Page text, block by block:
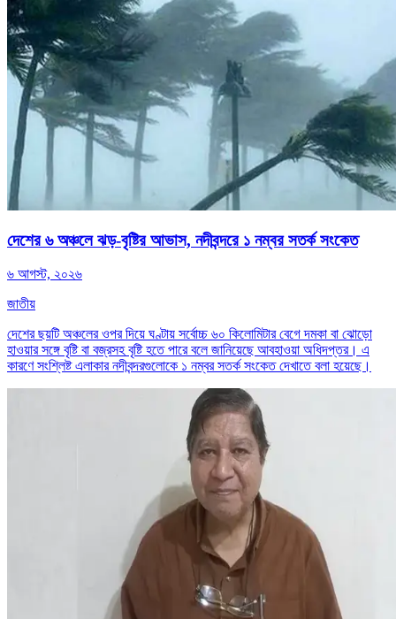
দেশের ৬ অঞ্চলে ঝড়-বৃষ্টির আভাস, নদীবন্দরে ১ নম্বর সতর্ক সংকেত
৬ আগস্ট, ২০২৬
জাতীয়
দেশের ছয়টি অঞ্চলের ওপর দিয়ে ঘণ্টায় সর্বোচ্চ ৬০ কিলোমিটার বেগে দমকা বা ঝোড়ো
হাওয়ার সঙ্গে বৃষ্টি বা বজ্রসহ বৃষ্টি হতে পারে বলে জানিয়েছে আবহাওয়া অধিদপ্তর। এ
কারণে সংশ্লিষ্ট এলাকার নদীবন্দরগুলোকে ১ নম্বর সতর্ক সংকেত দেখাতে বলা হয়েছে।